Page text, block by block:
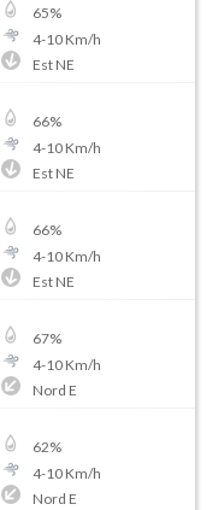
65%
4-10Km/h
Est NE
66%
4-10Km/h
Est NE
66%
4-10Km/h
Est NE
67%
4-10Km/h
Nord E
62%
4-10Km/h
Nord E